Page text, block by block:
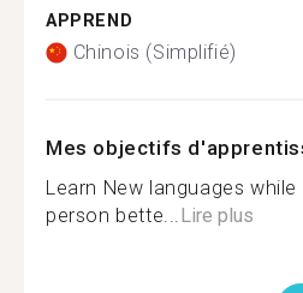
APPREND
Chinois (Simplifié)
Mes objectifs
Learn New languages
person bette...Lire plus